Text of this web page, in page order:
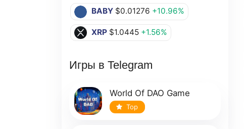
BABY $0.01276 +10.96%
XRP $1.0445 +1.56%
Игры в Telegram
World Of DAO Game
Top